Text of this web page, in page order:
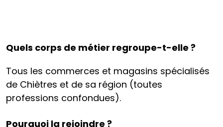
Quels corps de métier regroupe-t-elle ?
Tous les commerces et magasins spécialisés
de Chiètres et de sa région (toutes
professions confondues).
Pourquoi la rejoindre ?